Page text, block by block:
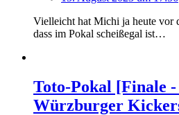
Vielleicht hat Michi ja heute vor
dass im Pokal scheißegal ist…
Toto-Pokal [Finale -
Würzburger